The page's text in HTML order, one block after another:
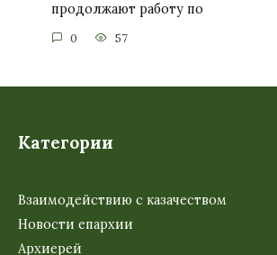
продолжают работу по
0 57
Категории
Взаимодействию с казачеством
Новости епархии
Архиерей